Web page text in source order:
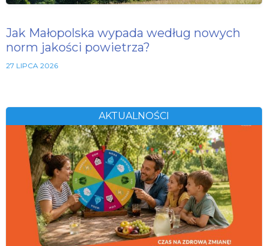
Jak Małopolska wypada według nowych
norm jakości powietrza?
27 LIPCA 2026
AKTUALNOŚCI